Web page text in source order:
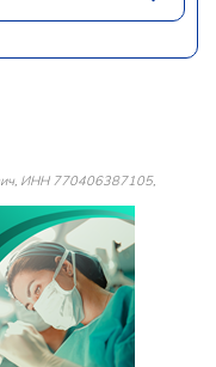
ИНН 770406387105,